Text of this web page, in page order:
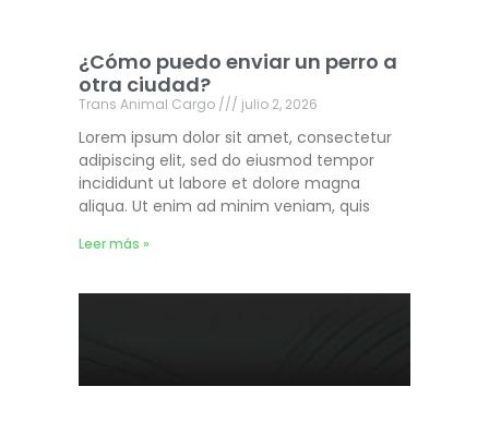
¿Cómo puedo enviar un perro a
otra ciudad?
Trans Animal Cargo julio 2, 2026
Lorem ipsum dolor sit amet, consectetur
adipiscing elit, sed do eiusmod tempor
incididunt ut labore et dolore magna
aliqua. Ut enim ad minim veniam, quis
Leer más »